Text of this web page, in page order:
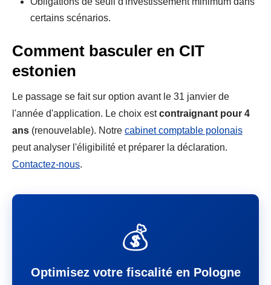
certains scénarios.
Comment basculer en CIT
estonien
Le passage se fait sur option avant le 31 janvier de
l'année d'application. Le choix estcontraignant pour 4
ans (renouvelable). Notre cabinet comptable polonais
peut analyser l'éligibilité et préparer la déclaration.
Contactez-nous.
💰
Optimisez votre fiscalité en Pologne